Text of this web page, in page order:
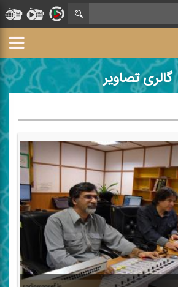
گالری تصاویر